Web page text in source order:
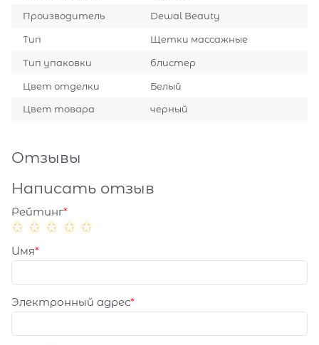
Производитель Dewal Beauty
Тип Щетки массажные
Тип упаковки блистер
Цвет отделки Белый
Цвет товара черный
Отзывы
Написать отзыв
Рейтинг
Имя
Электронный адрес